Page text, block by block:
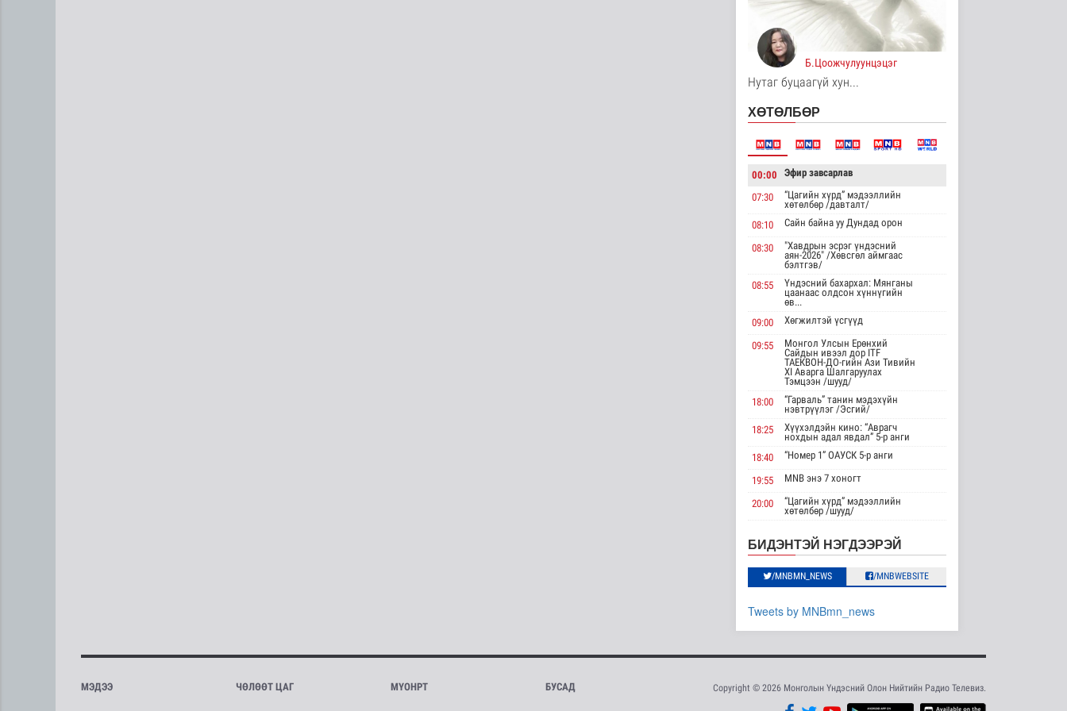
Үерийн аюулаас
сэрэмжтэй байхыг
анхааруулж байна
Байгаль орчин
15 цаг 18 минутын өмнө
Нийгэм
Үндэсний спортын
зуны VIII наадам
Cпорт
16 цаг 52 минутын өмнө
импорт тасралтгүй
хийгдэж байна
Нийгэм
16 цаг 1 минутын өмнө
АНУ импортлогчдод
100 тэрбум
ам.долларын
тарифын..
Дэлхийд
16 цаг 1 минутын өмнө
Шейх Хасина
ирэхээ зарлав
Дэлхийд
16 цаг 8 минутын өмнө
Монгол Улсын эмэгтэй
шигшээ баг Азийн
Cпорт
Хэт халууны улмаас
Б.Цоожчулуунцэцэг
Нутаг буцаагүй хун...
ХӨТӨЛБӨР
00:00 Эфир завсарлав
07:30
“Цагийн хүрд” мэдээллийн
хөтөлбөр /давталт/
08:10
Сайн байна уу Дундад орон
08:30
"Хавдрын эсрэг үндэсний
аян-2026" /Хөвсгөл аймгаас
бэлтгэв/
08:55
Үндэсний бахархал: Мянганы
цаанаас олдсон хүннүгийн
өв...
09:00
Хөгжилтэй үсгүүд
09:55
Монгол Улсын Ерөнхий
Сайдын ивээл дор ITF
ТАЕКВОН-ДО-гийн Ази Тивийн
XI Аварга Шалгаруулах
Тэмцээн /шууд/
18:00
“Гарваль” танин мэдэхүйн
нэвтрүүлэг /Эсгий/
18:25
Хүүхэлдэйн кино: “Аврагч
нохдын адал явдал” 5-р анги
18:40
“Номер 1” ОАУСК 5-р анги
19:55 MNB энэ 7 хоногт
20:00
“Цагийн хүрд” мэдээллийн
хөтөлбөр /шууд/
20:45 Хөндөх сэдэв: Эмийн чанар
21:15
100% уралдаант, танин
мэдэхүйн нэвтрүүлэг S2 #9
22:15
23:30
БИДЭНТЭЙ НЭГДЭЭРЭЙ
/MNBMN_NEWS /MNBWEBSITE
Tweets by MNBmn_news
МЭДЭЭ ЧӨЛӨӨТ ЦАГ МҮОНРТ БУСАД Copyright © 2026 Монголын Үндэсний Олон Нийтийн Радио Телевиз.